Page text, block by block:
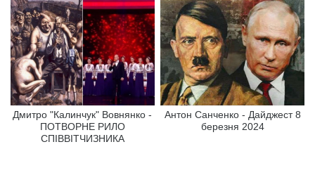
Дмитро "Калинчук" Вовнянко -
ПОТВОРНЕ РИЛО
СПІВВІТЧИЗНИКА
Антон Санченко - Дайджест 8
березня 2024